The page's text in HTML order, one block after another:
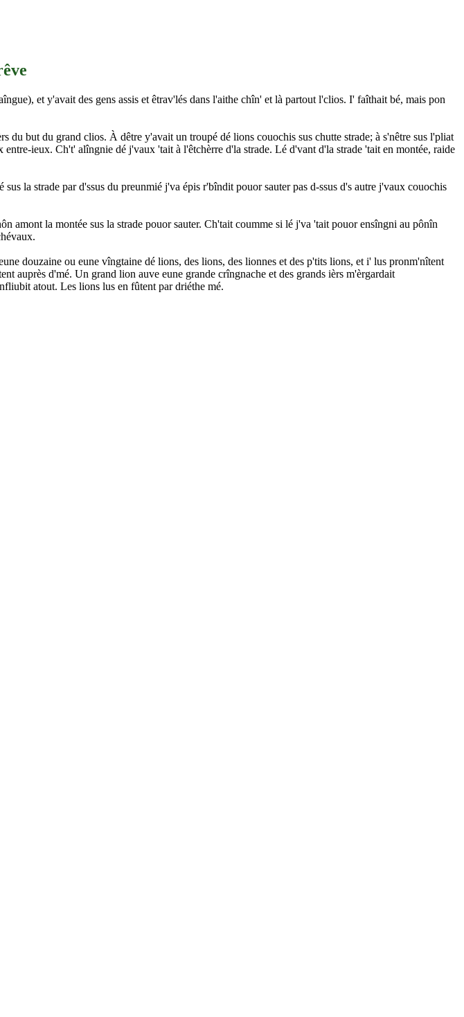
et y'avait des gens assis et êtrav'lés dans l'aithe chîn' et là partout l'clios. I' faîthait bé, mais pon
but du grand clios. À dêtre y'avait un troupé dé lions couochis sus chutte strade; à s'nêtre sus l'pliat
ieux. Ch't' alîngnie dé j'vaux 'tait à l'êtchèrre d'la strade. Lé d'vant d'la strade 'tait en montée, raide
la strade par d'ssus du preunmié j'va épis r'bîndit pouor sauter pas d-ssus d's autre j'vaux couochis
la montée sus la strade pouor sauter. Ch'tait coumme si lé j'va 'tait pouor ensîngni au pônîn
douzaine ou eune vîngtaine dé lions, des lions, des lionnes et des p'tits lions, et i' lus pronm'nîtent
auprès d'mé. Un grand lion auve eune grande crîngnache et des grands ièrs m'èrgardait
atout. Les lions lus en fûtent par driéthe mé.